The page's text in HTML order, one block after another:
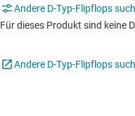
Andere D-Typ-Flipflops
Für dieses Produkt sind keine
Andere D-Typ-Flipflops